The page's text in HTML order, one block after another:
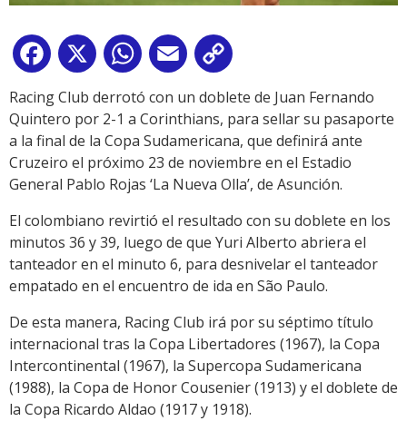
Facebook
X WhatsApp
Email
Link
Racing Club derrotó con un doblete de Juan Fernando
Quintero por 2-1 a Corinthians, para sellar su pasaporte
a la final de la Copa Sudamericana, que definirá ante
Cruzeiro el próximo 23 de noviembre en el Estadio
General Pablo Rojas ‘La Nueva Olla’, de Asunción.
El colombiano revirtió el resultado con su doblete en los
minutos 36 y 39, luego de que Yuri Alberto abriera el
tanteador en el minuto 6, para desnivelar el tanteador
empatado en el encuentro de ida en São Paulo.
De esta manera, Racing Club irá por su séptimo título
internacional tras la Copa Libertadores (1967), la Copa
Intercontinental (1967), la Supercopa Sudamericana
(1988), la Copa de Honor Cousenier (1913) y el doblete de
la Copa Ricardo Aldao (1917 y 1918).